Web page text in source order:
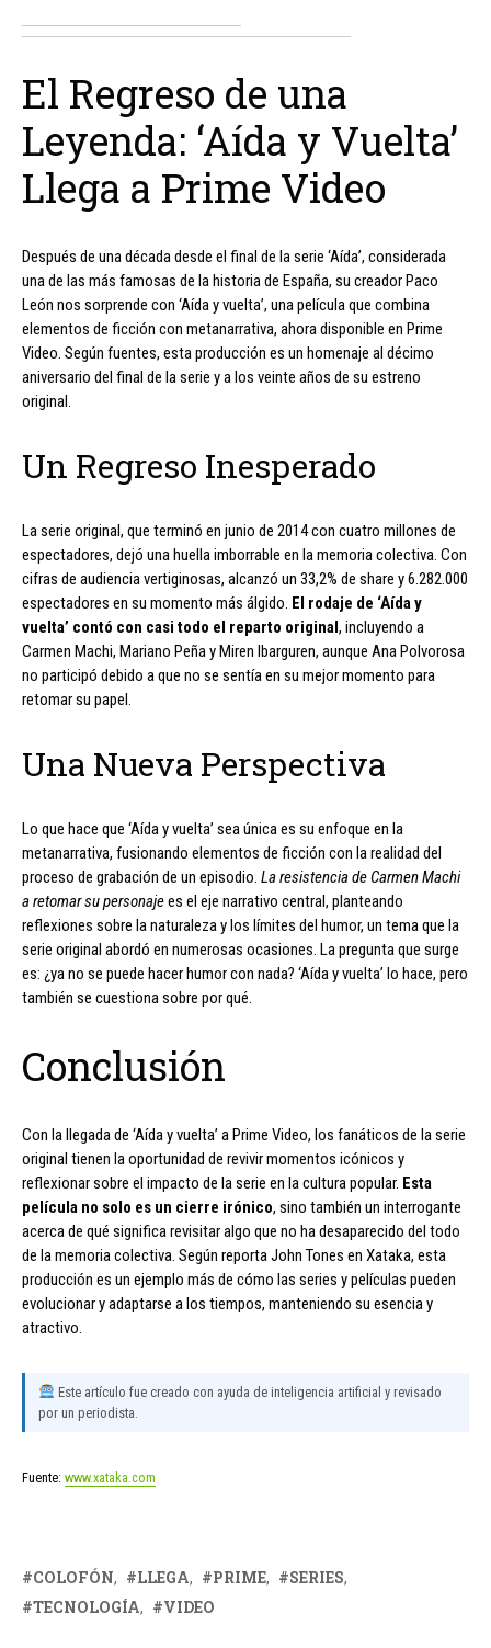
El Regreso de una
Leyenda: ‘Aída y Vuelta’
Llega a Prime Video
Después de una década desde el final de la serie ‘Aída’, considerada
una de las más famosas de la historia de España, su creador Paco
León nos sorprende con ‘Aída y vuelta’, una película que combina
elementos de ficción con metanarrativa, ahora disponible en Prime
Video. Según fuentes, esta producción es un homenaje al décimo
aniversario del final de la serie y a los veinte años de su estreno
original.
Un Regreso Inesperado
La serie original, que terminó en junio de 2014 con cuatro millones de
espectadores, dejó una huella imborrable en la memoria colectiva. Con
cifras de audiencia vertiginosas, alcanzó un 33,2% de share y 6.282.000
espectadores en su momento más álgido. El rodaje de ‘Aída y
vuelta’ contó con casi todo el reparto original, incluyendo a
Carmen Machi, Mariano Peña y Miren Ibarguren, aunque Ana Polvorosa
no participó debido a que no se sentía en su mejor momento para
retomar su papel.
Una Nueva Perspectiva
Lo que hace que ‘Aída y vuelta’ sea única es su enfoque en la
metanarrativa, fusionando elementos de ficción con la realidad del
proceso de grabación de un episodio. La resistencia de Carmen Machi
a retomar su personajees el eje narrativo central, planteando
reflexiones sobre la naturaleza y los límites del humor, un tema que la
serie original abordó en numerosas ocasiones. La pregunta que surge
es: ¿ya no se puede hacer humor con nada? ‘Aída y vuelta’ lo hace, pero
también se cuestiona sobre por qué.
Conclusión
Con la llegada de ‘Aída y vuelta’ a Prime Video, los fanáticos de la serie
original tienen la oportunidad de revivir momentos icónicos y
reflexionar sobre el impacto de la serie en la cultura popular. Esta
película no solo es un cierre irónico, sino también un interrogante
acerca de qué significa revisitar algo que no ha desaparecido del todo
de la memoria colectiva. Según reporta John Tones en Xataka, esta
producción es un ejemplo más de cómo las series y películas pueden
evolucionar y adaptarse a los tiempos, manteniendo su esencia y
atractivo.
Este artículo fue creado con ayuda de inteligencia artificial y revisado
por un periodista.
Fuente: www.xataka.com
COLOFÓN LLEGA PRIME
SERIES
TECNOLOGÍA
VIDEO